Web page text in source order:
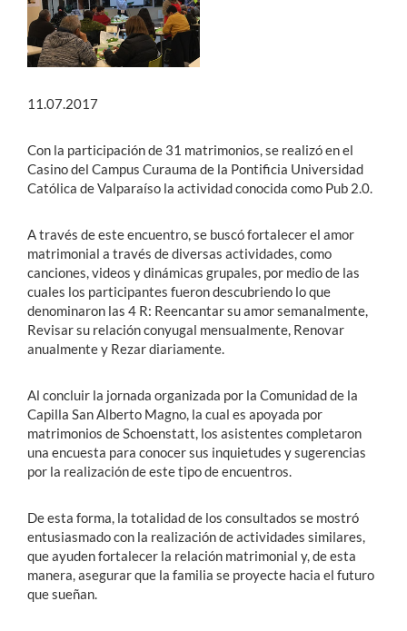
Alumni
English
11.07.2017
Con la participación de 31 matrimonios, se realizó en el
Casino del Campus Curauma de la Pontificia Universidad
Católica de Valparaíso la actividad conocida como Pub 2.0.
A través de este encuentro, se buscó fortalecer el amor
matrimonial a través de diversas actividades, como
canciones, videos y dinámicas grupales, por medio de las
cuales los participantes fueron descubriendo lo que
denominaron las 4 R: Reencantar su amor semanalmente,
Revisar su relación conyugal mensualmente, Renovar
anualmente y Rezar diariamente.
Al concluir la jornada organizada por la Comunidad de la
Capilla San Alberto Magno, la cual es apoyada por
matrimonios de Schoenstatt, los asistentes completaron
una encuesta para conocer sus inquietudes y sugerencias
por la realización de este tipo de encuentros.
De esta forma, la totalidad de los consultados se mostró
entusiasmado con la realización de actividades similares,
que ayuden fortalecer la relación matrimonial y, de esta
manera, asegurar que la familia se proyecte hacia el futuro
que sueñan.